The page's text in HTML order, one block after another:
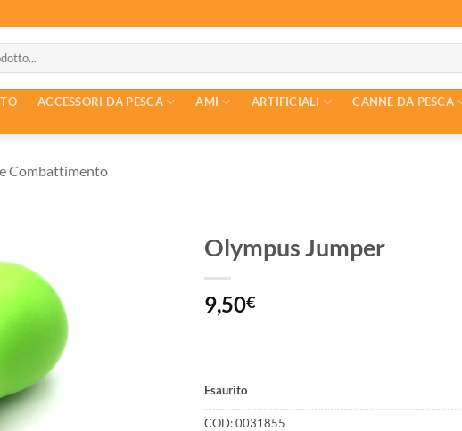
ACCESSORI DA PESCA AMI ARTIFICIALI CANNE DA PESCA
Combattimento
Olympus Jumper
9,50€
Esaurito
COD:0031855